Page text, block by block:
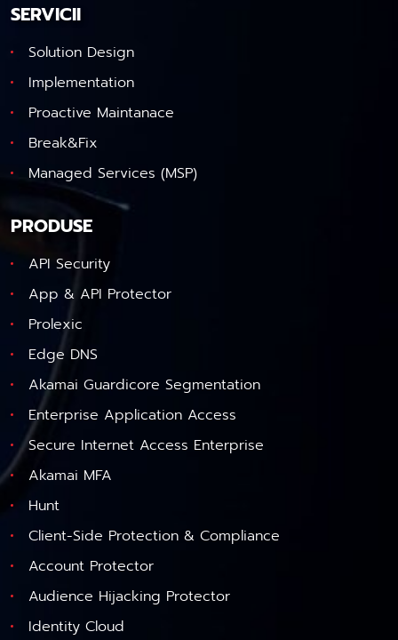
SERVICII
Solution Design
Implementation
Proactive Maintanace
Break&Fix
Managed Services (MSP)
PRODUSE
API Security
App & API Protector
Prolexic
Edge DNS
Akamai Guardicore Segmentation
Enterprise Application Access
Secure Internet Access Enterprise
Akamai MFA
Hunt
Client-Side Protection & Compliance
Account Protector
Audience Hijacking Protector
Identity Cloud